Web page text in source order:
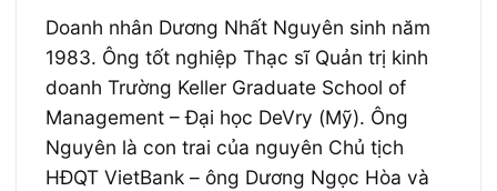
Doanh nhân Dương Nhất Nguyên sinh năm
1983. Ông tốt nghiệp Thạc sĩ Quản trị kinh
doanh Trường Keller Graduate School of
Management – Đại học DeVry (Mỹ). Ông
Nguyên là con trai của nguyên Chủ tịch
HĐQT VietBank – ông Dương Ngọc Hòa và